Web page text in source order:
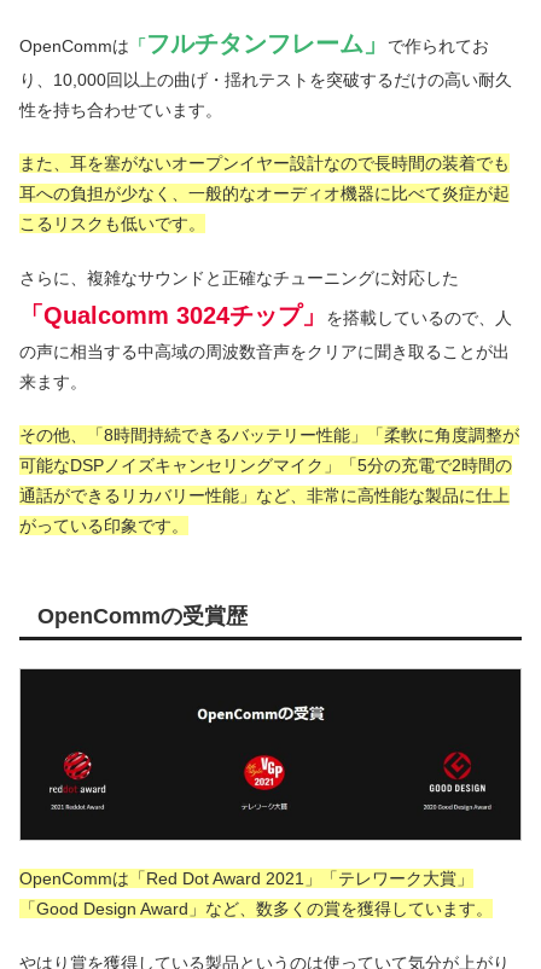
OpenCommは 「フルチタンフレーム」
で作られてお
り、10,000回以上の曲げ・揺れテストを突破するだけの高い耐久
性を持ち合わせています。
また、耳を塞がないオープンイヤー設計なので長時間の装着でも
耳への負担が少なく、一般的なオーディオ機器に比べて炎症が起
こるリスクも低いです。
さらに、複雑なサウンドと正確なチューニングに対応した
「Qualcomm 3024チップ」
を搭載しているので、人
の声に相当する中高域の周波数音声をクリアに聞き取ることが出
来ます。
その他、「8時間持続できるバッテリー性能」「柔軟に角度調整が
可能なDSPノイズキャンセリングマイク」「5分の充電で2時間の
通話ができるリカバリー性能」など、非常に高性能な製品に仕上
がっている印象です。
OpenCommの受賞歴
OpenCommは「Red Dot Award 2021」「テレワーク大賞」
「Good Design Award」など、数多くの賞を獲得しています。
やはり賞を獲得している製品というのは使っていて気分が上がり